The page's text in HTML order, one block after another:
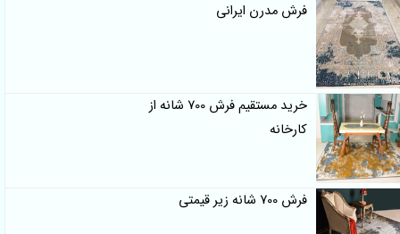
فرش مدرن ایرانی
خرید مستقیم فرش 700 شانه از
کارخانه
فرش 700 شانه زیر قیمتی